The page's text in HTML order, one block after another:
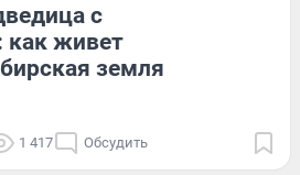
с
как живет
земля
1 417 Обсудить